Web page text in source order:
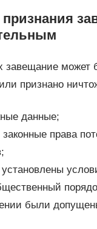
завещание может
признано
данные;
права
были